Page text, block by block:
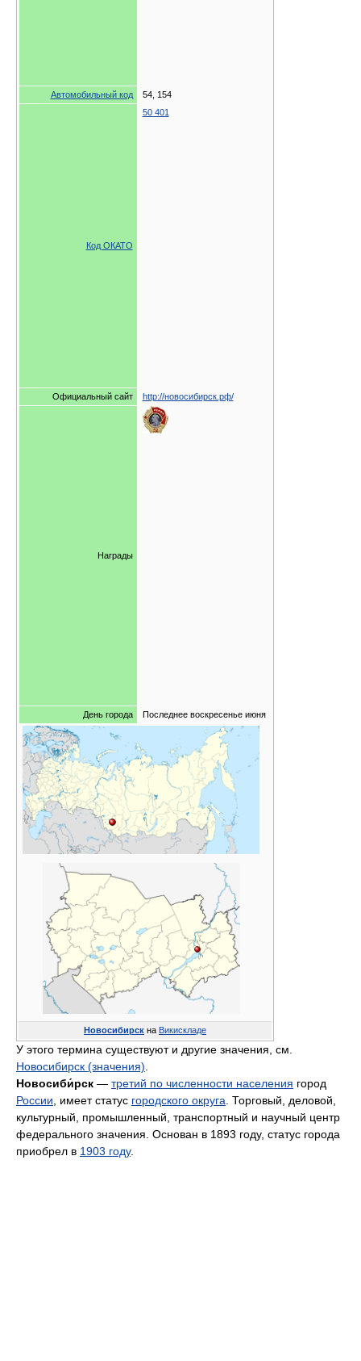
Автомобильный код 54, 154
Код ОКАТО
50 401
Официальный сайт http://новосибирск.рф/
Награды
День города Последнее воскресенье июня
Новосибирск на Викискладе
У этого термина существуют и другие значения, см.
Новосибирск (значения)
Новосиби́рск — третий по численности населения город
России , имеет статус городского округа . Торговый, деловой,
культурный, промышленный, транспортный и научный центр
федерального значения. Основан в 1893 году, статус города
приобрел в 1903 году.